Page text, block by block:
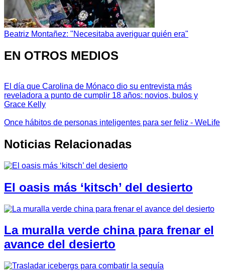
Beatriz Montañez: "Necesitaba averiguar quién era"
EN OTROS MEDIOS
El día que Carolina de Mónaco dio su entrevista más
reveladora a punto de cumplir 18 años: novios, bulos y
Grace Kelly
Once hábitos de personas inteligentes para ser feliz - WeLife
Noticias Relacionadas
El oasis más ‘kitsch’ del desierto
La muralla verde china para frenar el
avance del desierto